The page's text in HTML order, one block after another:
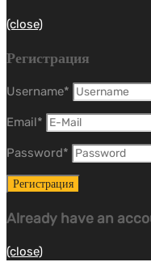
(close)
Регистрация
Username*
Email*
Password*
Already have an
(close)